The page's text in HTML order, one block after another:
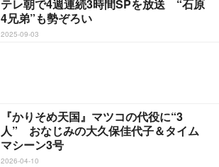
テレ朝で4週連続3時間SPを放送 “石原
4兄弟”も勢ぞろい
2025-09-03
『かりそめ天国』マツコの代役に“3
人” おなじみの大久保佳代子＆タイム
マシーン3号
2026-04-10